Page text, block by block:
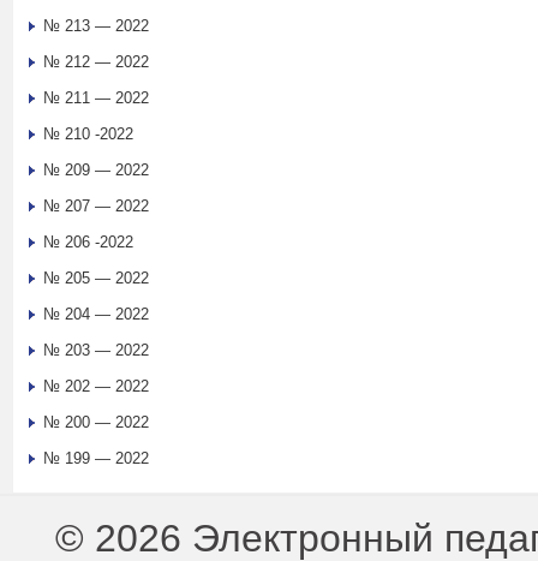
№ 213 — 2022
№ 212 — 2022
№ 211 — 2022
№ 210 -2022
№ 209 — 2022
№ 207 — 2022
№ 206 -2022
№ 205 — 2022
№ 204 — 2022
№ 203 — 2022
№ 202 — 2022
№ 200 — 2022
№ 199 — 2022
© 2026 Электронный